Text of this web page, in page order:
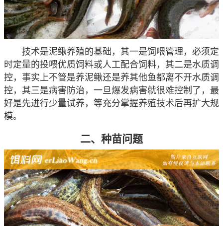
技术是泥鳅养殖的基础，其一是饲喂管理，必须定
时定量的投喂优质饲料或人工配合饲料，其二是水质调
控，事实上不管是养泥鳅还是养其他鱼都离不开水质调
控，其三是病害防治，一旦爆发病害就很难控制了，最
好是先进行少量试养，等充分掌握养殖技术后再扩大规
模。
二、种苗问题